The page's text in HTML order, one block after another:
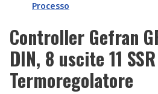
Processo
Controller Gefran
DIN, 8 uscite 11
Termoregolatore